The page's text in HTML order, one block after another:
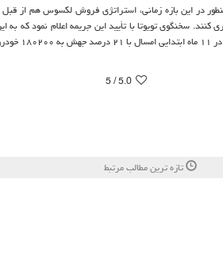
در این بازه زمانی، استراتژی فروش لكسوس هم از
كنند. سخنگوی تویوتا با تأیید این جریمه اعلام نمود كه
5.0
/ 5
تازه ترین مطالب مرتبط